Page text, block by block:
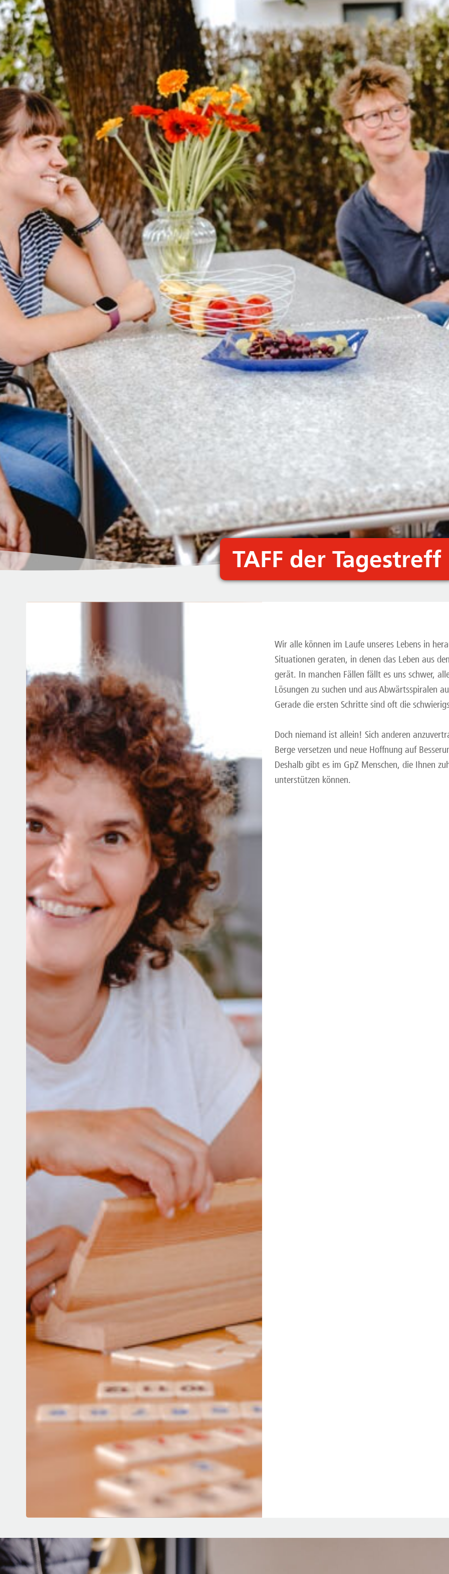
TAFF der Tagestreff
Wir alle können im Laufe unseres Lebens in
Situationen geraten, in denen das Leben aus
gerät. In manchen Fällen fällt es uns schwer,
Lösungen zu suchen und aus Abwärtsspiralen
Gerade die ersten Schritte sind oft die
Doch niemand ist allein! Sich anderen
Berge versetzen und neue Hoffnung auf
Deshalb gibt es im GpZ Menschen, die Ihnen
unterstützen können.